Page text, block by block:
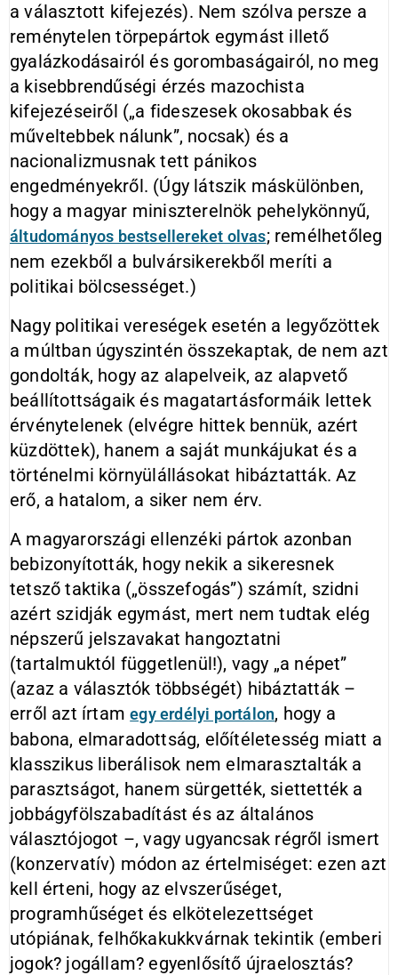
a választott kifejezés). Nem szólva persze a
reménytelen törpepártok egymást illető
gyalázkodásairól és gorombaságairól, no meg
a kisebbrendűségi érzés mazochista
kifejezéseiről („a fideszesek okosabbak és
műveltebbek nálunk”, nocsak) és a
nacionalizmusnak tett pánikos
engedményekről. (Úgy látszik máskülönben,
hogy a magyar miniszterelnök pehelykönnyű,
áltudományos bestsellereket olvas; remélhetőleg
nem ezekből a bulvársikerekből meríti a
politikai bölcsességet.)
Nagy politikai vereségek esetén a legyőzöttek
a múltban úgyszintén összekaptak, de nem azt
gondolták, hogy az alapelveik, az alapvető
beállítottságaik és magatartásformáik lettek
érvénytelenek (elvégre hittek bennük, azért
küzdöttek), hanem a saját munkájukat és a
történelmi környülállásokat hibáztatták. Az
erő, a hatalom, a siker nem érv.
A magyarországi ellenzéki pártok azonban
bebizonyították, hogy nekik a sikeresnek
tetsző taktika („összefogás”) számít, szidni
azért szidják egymást, mert nem tudtak elég
népszerű jelszavakat hangoztatni
(tartalmuktól függetlenül!), vagy „a népet”
(azaz a választók többségét) hibáztatták –
erről azt írtamegy erdélyi portálon, hogy a
babona, elmaradottság, előítéletesség miatt a
klasszikus liberálisok nem elmarasztalták a
parasztságot, hanem sürgették, siettették a
jobbágyfölszabadítást és az általános
választójogot –, vagy ugyancsak régről ismert
(konzervatív) módon az értelmiséget: ezen azt
kell érteni, hogy az elvszerűséget,
programhűséget és elkötelezettséget
utópiának, felhőkakukkvárnak tekintik (emberi
jogok? jogállam? egyenlősítő újraelosztás?